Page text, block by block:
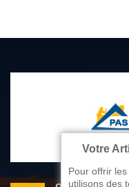
Votre
Pour offrir
utilisons des